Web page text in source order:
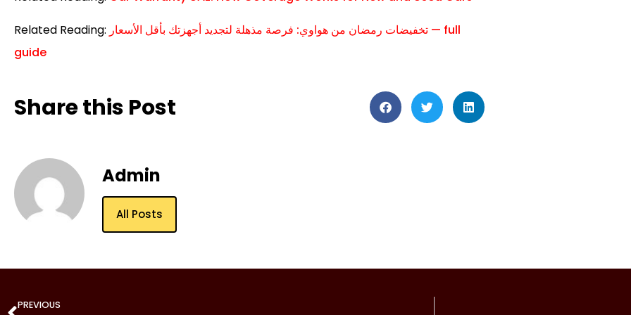
Related Reading: تخفيضات رمضان من هواوي: فرصة مذهلة لتجديد أجهزتك بأقل الأسعار — full
guide
Share this Post
Admin
All Posts
PREVIOUS